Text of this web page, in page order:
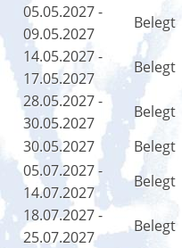
05.05.2027 -
09.05.2027
Belegt
14.05.2027 -
17.05.2027
Belegt
28.05.2027 -
30.05.2027
Belegt
30.05.2027
Belegt
05.07.2027 -
14.07.2027
Belegt
18.07.2027 -
25.07.2027
Belegt